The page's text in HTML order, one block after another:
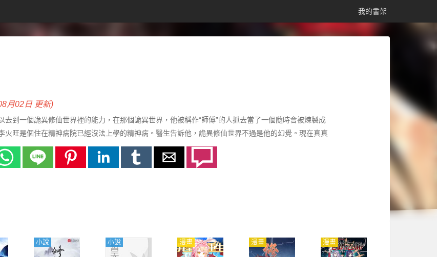
我的書架
月02日 更新)
去到一個詭異修仙世界裡的能力，在那個詭異世界，他被稱作“師傅”的人抓去當了一個隨時會被煉製成
火旺是個住在精神病院已經沒法上學的精神病。醫生告訴他，詭異修仙世界不過是他的幻覺。現在真真
的哭喊着：“媽，我真的分不清啊！”
小說 小說 漫畫 漫畫 漫畫